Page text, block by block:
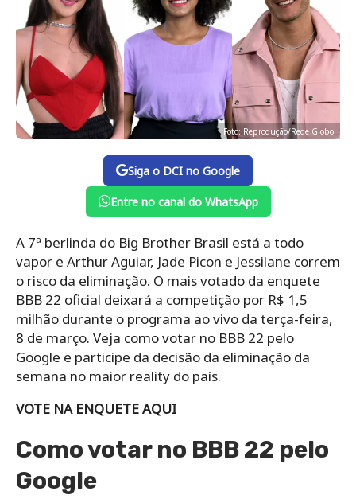
Foto: Reprodução/Rede Globo
Siga o DCI no Google
Entre no canal do WhatsApp
A 7ª berlinda do Big Brother Brasil está a todo
vapor e Arthur Aguiar, Jade Picon e Jessilane correm
o risco da eliminação. O mais votado da enquete
BBB 22 oficial deixará a competição por R$ 1,5
milhão durante o programa ao vivo da terça-feira,
8 de março. Veja como votar no BBB 22 pelo
Google e participe da decisão da eliminação da
semana no maior reality do país.
VOTE NA ENQUETE AQUI
Como votar no BBB 22 pelo
Google